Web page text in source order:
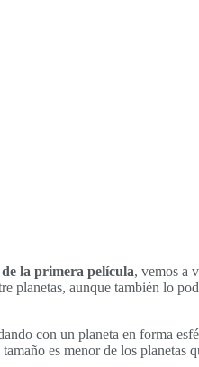
la primera película, vemos a
planetas, aunque también lo
con un planeta en forma
es menor de los planetas